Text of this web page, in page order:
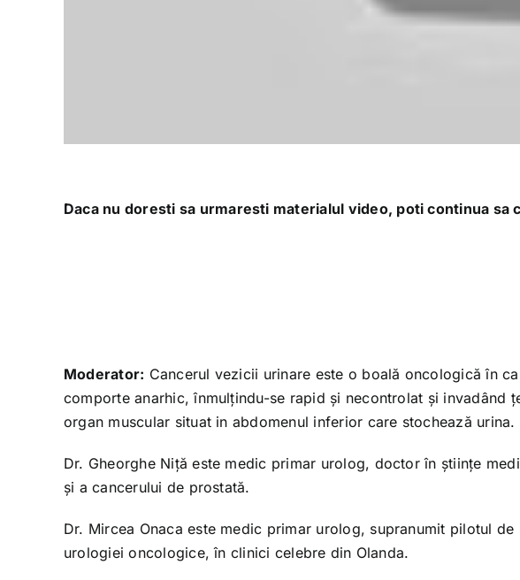
Daca nu doresti sa urmaresti materialul video, poti continua sa
Moderator: Cancerul vezicii urinare este o boală oncologică în
comporte anarhic, înmulţindu-se rapid şi necontrolat şi invadând
organ muscular situat in abdomenul inferior care stochează urina.
Dr. Gheorghe Niţă este medic primar urolog, doctor în ştiinţe
şi a cancerului de prostată.
Dr. Mircea Onaca este medic primar urolog, supranumit pilotul
urologiei oncologice, în clinici celebre din Olanda.